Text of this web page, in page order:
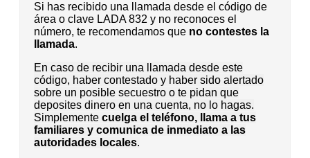
Si has recibido una llamada desde el código de
área o clave LADA 832 y no reconoces el
número, te recomendamos que no contestes la
llamada.
En caso de recibir una llamada desde este
código, haber contestado y haber sido alertado
sobre un posible secuestro o te pidan que
deposites dinero en una cuenta, no lo hagas.
Simplemente cuelga el teléfono, llama a tus
familiares y comunica de inmediato a las
autoridades locales.